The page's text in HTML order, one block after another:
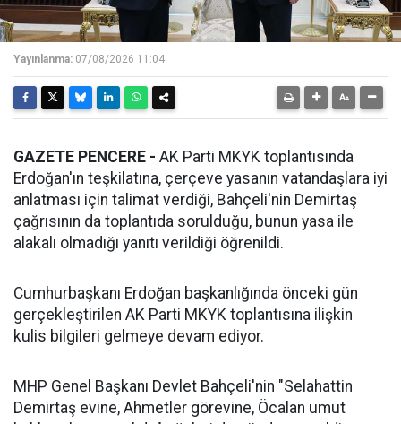
Yayınlanma: 07/08/2026 11:04
GAZETE PENCERE - AK Parti MKYK toplantısında
Erdoğan'ın teşkilatına, çerçeve yasanın vatandaşlara iyi
anlatması için talimat verdiği, Bahçeli'nin Demirtaş
çağrısının da toplantıda sorulduğu, bunun yasa ile
alakalı olmadığı yanıtı verildiği öğrenildi.
Cumhurbaşkanı Erdoğan başkanlığında önceki gün
gerçekleştirilen AK Parti MKYK toplantısına ilişkin
kulis bilgileri gelmeye devam ediyor.
MHP Genel Başkanı Devlet Bahçeli'nin "Selahattin
Demirtaş evine, Ahmetler görevine, Öcalan umut